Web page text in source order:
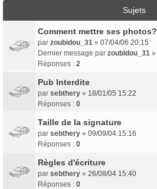
Sujets
Comment mettre ses photos?
par zoubidou_31 « 07/04/06 20:15
Dernier message par zoubidou_31 »
Réponses : 2
Pub Interdite
par sebthery « 18/01/05 15:22
Réponses : 0
Taille de la signature
par sebthery « 09/09/04 15:16
Réponses : 0
Règles d'écriture
par sebthery « 26/08/04 15:40
Réponses : 0